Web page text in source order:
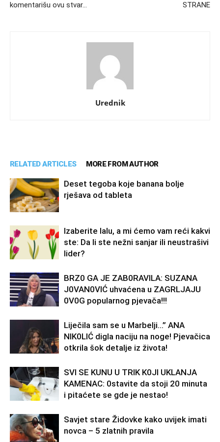
komentarišu ovu stvar…
STRANE
Urednik
RELATED ARTICLES MORE FROM AUTHOR
Deset tegoba koje banana bolje
rješava od tableta
Izaberite lalu, a mi ćemo vam reći kakvi
ste: Da li ste nežni sanjar ili neustrašivi
lider?
BRZ0 GA JE ZAB0RAVlLA: SUZANA
J0VAN0VIĆ uhvaćena u ZAGRLJAJU
0V0G popularnog pjevača!!!
Liječila sam se u Marbelji…” ANA
NlK0LlĆ digla naciju na noge! Pjevačica
otkrila šok detalje iz života!
SVl SE KUNU U TRlK K0Jl UKLANJA
KAMENAC: 0stavite da stoji 20 minuta
i pitaćete se gde je nestao!
Savjet stare Židovke kako uvijek imati
novca – 5 zlatnih pravila